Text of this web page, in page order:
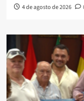
4 de agosto de 2026